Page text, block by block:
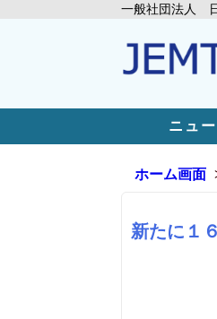
一般社団法人
ニュ
ホーム画面
新たに１